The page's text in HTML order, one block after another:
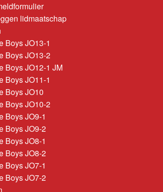
lidmaatschap
Boys JO13-1
Boys JO13-2
Boys JO12-1 JM
Boys JO11-1
Boys JO10
Boys JO10-2
Boys JO9-1
Boys JO9-2
Boys JO8-1
Boys JO8-2
Boys JO7-1
Boys JO7-2